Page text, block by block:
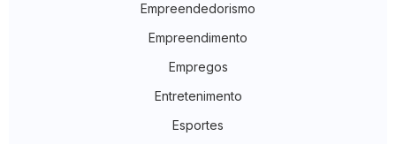
Empreendedorismo
Empreendimento
Empregos
Entretenimento
Esportes